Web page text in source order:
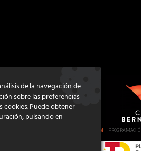
GRATSTUDIO.COM PROGRAMACIÓ
de la navegación de
sobre las preferencias
cookies. Puede obtener
pulsando en